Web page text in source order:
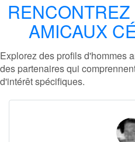
AMICAUX
Explorez des profils d'hommes
des partenaires qui
d'intérêt spécifiques.